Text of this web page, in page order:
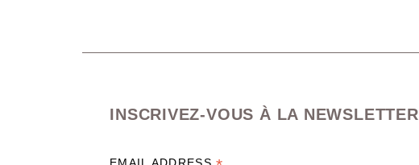
INSCRIVEZ-VOUS À LA NEWSLETTER